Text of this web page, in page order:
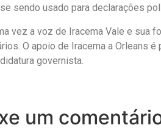
sendo usado para declarações
vez a voz de Iracema Vale e sua
O apoio de Iracema a Orleans é
governista.
um